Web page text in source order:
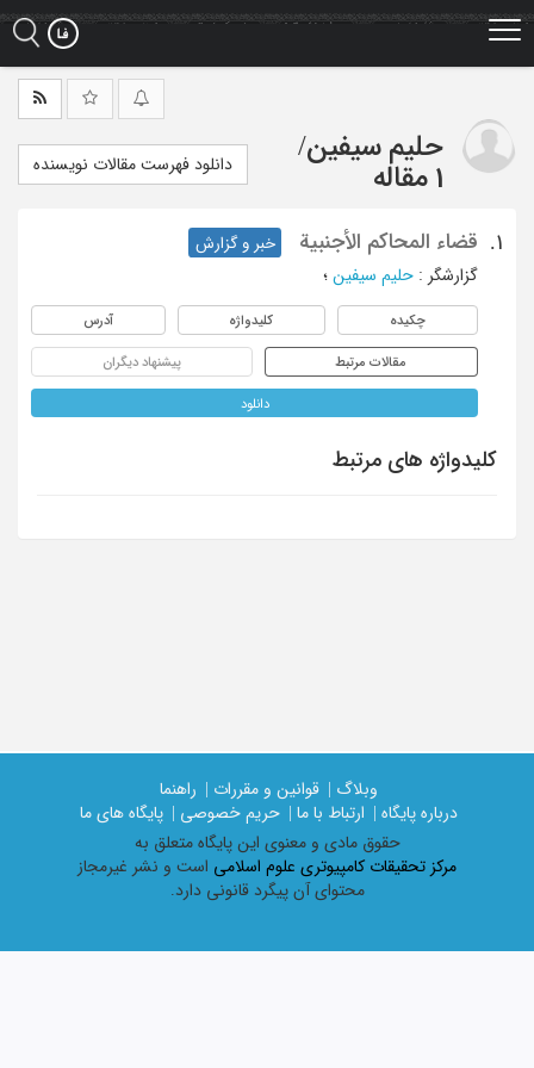
Skip
حلیم سیفین/
1 مقاله
دانلود فهرست مقالات نویسنده
1. قضاء المحاکم الأجنبیة
خبر و گزارش
گزارشگر : حلیم سیفین ؛
چکیده کلیدواژه آدرس
مقالات مرتبط پیشنهاد دیگران
دانلود
کلیدواژه های مرتبط
وبلاگ | قوانین و مقررات |
راهنما
درباره پایگاه |
ارتباط با ما | حریم خصوصی |
پایگاه های ما
حقوق مادی و معنوی اين پايگاه متعلق به
مرکز تحقیقات کامپیوتری علوم اسلامی است و نشر غیرمجاز
محتوای آن پیگرد قانونی دارد.